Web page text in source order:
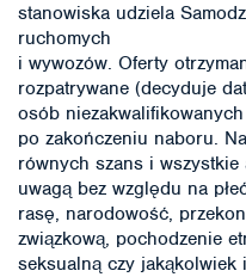
stanowiska udziela
ruchomych
i wywozów. Oferty
rozpatrywane (decyduje
osób
po zakończeniu naboru.
równych szans i
uwagą bez względu na
rasę, narodowość,
związkową, pochodzenie
seksualną czy